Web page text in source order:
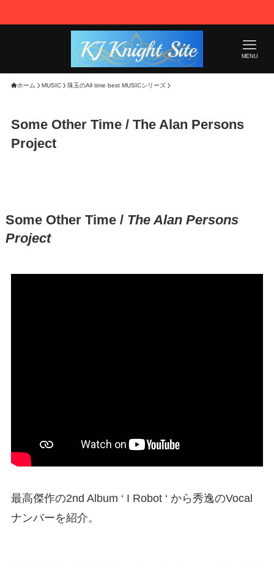
MENU
ホーム MUSIC 珠玉のAll time best MUSICシリーズ
Some Other Time / The Alan Persons
Project
Some Other Time / The Alan Persons
Project
最高傑作の2nd Album ‘ I Robot ‘ から秀逸のVocal
ナンバーを紹介。